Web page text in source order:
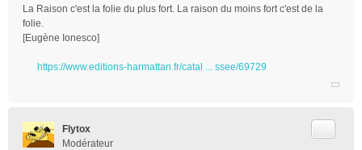
La Raison c'est la folie du plus fort. La raison du moins fort c'est de la
folie.
[Eugène Ionesco]
https://www.editions-harmattan.fr/catal ... ssee/69729
Flytox
Modérateur